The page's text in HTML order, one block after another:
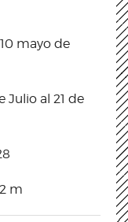
10 mayo de
Julio al 21 de
m